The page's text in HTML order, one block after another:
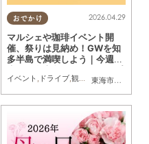
知多市,東浦町 ,阿久比町,半田市,常滑市
スイーツ,開店,観光 まとめ記事
おでかけ
東海市
,知多市
2026.04.29
マルシェや珈琲イベント開
催、祭りは見納め！GWを知
多半島で満喫しよう｜今週
ラン【5/2(土)～6(水・振
休)】
イベント , ドライブ,観光 自然,まちネタ